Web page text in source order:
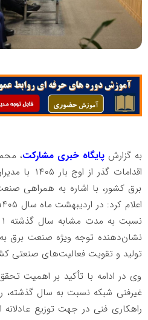
به گزارشپایگاه خبری مشارکت،
اقدامات
برق کشور، با اشاره به همراهی
نشان‌دهنده توجه ویژه صنعت برق به
تولید و تقویت فعالیت‌های صنعتی
وی در ادامه با تأکید بر اهمیت
غیرفنی شبکه نسبت به سال
راهکاری فنی در جهت توزیع